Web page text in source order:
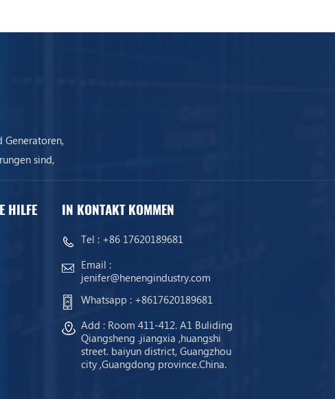
Generatoren,
sind,
ist.
HILFE IN KONTAKT KOMMEN
Tel : +86 17620189681
Email :
jenifer@henengindustry.com
Whatsapp : +8617620189681
Add : Room 411-412. A1 Buliding
Qiangsheng .jiangxia ,huangshi
street. baiyun district, Guangzhou
city ,Guangdong province.China.